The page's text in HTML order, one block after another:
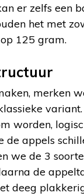
er zelfs een
het met
125 gram.
merken
variant.
worden,
de appels
we de 3
de
deeg